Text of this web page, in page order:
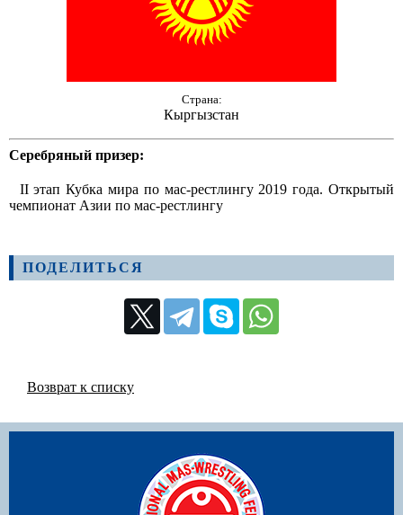
Страна:
Кыргызстан
Серебряный призер:
II этап Кубка мира по мас-рестлингу 2019 года. Открытый
чемпионат Азии по мас-рестлингу
ПОДЕЛИТЬСЯ
Возврат к списку